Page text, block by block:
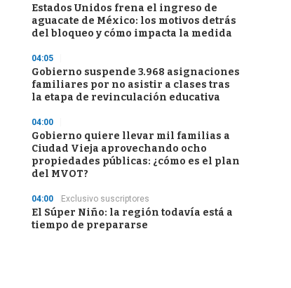
Estados Unidos frena el ingreso de
aguacate de México: los motivos detrás
del bloqueo y cómo impacta la medida
04:05
Gobierno suspende 3.968 asignaciones
familiares por no asistir a clases tras
la etapa de revinculación educativa
04:00
Gobierno quiere llevar mil familias a
Ciudad Vieja aprovechando ocho
propiedades públicas: ¿cómo es el plan
del MVOT?
04:00 Exclusivo suscriptores
El Súper Niño: la región todavía está a
tiempo de prepararse